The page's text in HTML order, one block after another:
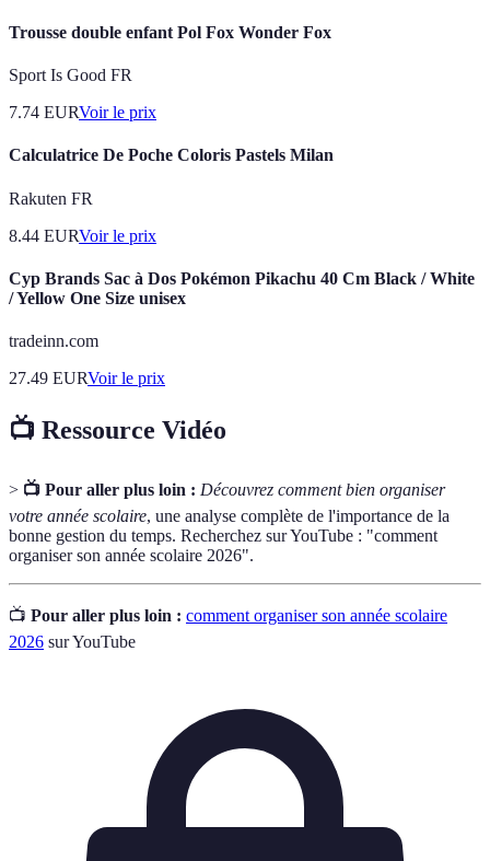
Trousse double enfant Pol Fox Wonder Fox
Sport Is Good FR
7.74 EURVoir le prix
Calculatrice De Poche Coloris Pastels Milan
Rakuten FR
8.44 EURVoir le prix
Cyp Brands Sac à Dos Pokémon Pikachu 40 Cm Black / White
/ Yellow One Size unisex
tradeinn.com
27.49 EURVoir le prix
📺 Ressource Vidéo
> 📺 Pour aller plus loin : Découvrez comment bien organiser
votre année scolaire, une analyse complète de l'importance de la
bonne gestion du temps. Recherchez sur YouTube : "comment
organiser son année scolaire 2026".
📺 Pour aller plus loin : comment organiser son année scolaire
2026 sur YouTube